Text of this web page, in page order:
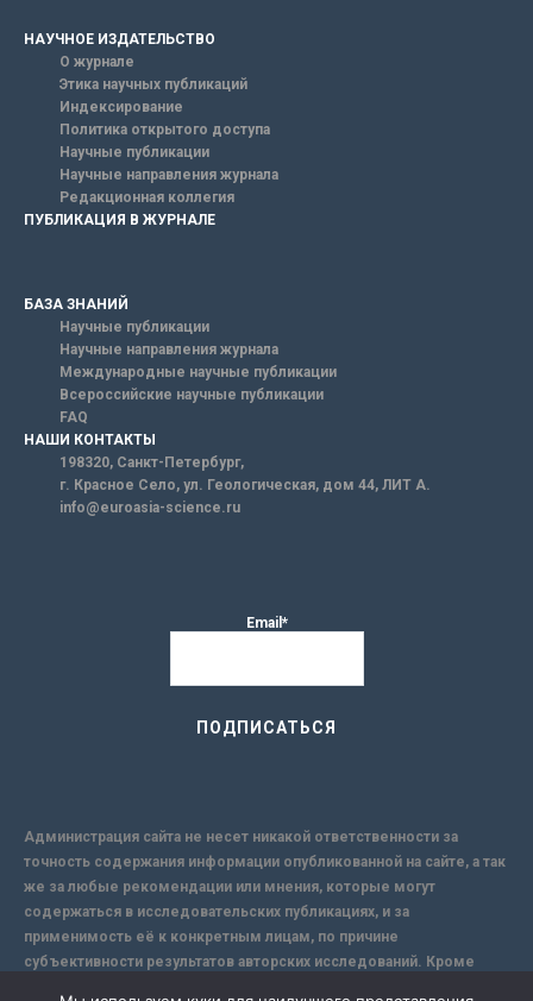
НАУЧНОЕ ИЗДАТЕЛЬСТВО
О журнале
Этика научных публикаций
Индексирование
Политика открытого доступа
Научные публикации
Научные направления журнала
Редакционная коллегия
ПУБЛИКАЦИЯ В ЖУРНАЛЕ
БАЗА ЗНАНИЙ
Научные публикации
Научные направления журнала
Международные научные публикации
Всероссийские научные публикации
FAQ
НАШИ КОНТАКТЫ
198320, Санкт-Петербург,
г. Красное Село, ул. Геологическая, дом 44, ЛИТ А.
info@euroasia-science.ru
Email*
Администрация сайта не несет никакой ответственности за
точность содержания информации опубликованной на сайте, а так
же за любые рекомендации или мнения, которые могут
содержаться в исследовательских публикациях, и за
применимость её к конкретным лицам, по причине
субъективности результатов авторских исследований. Кроме